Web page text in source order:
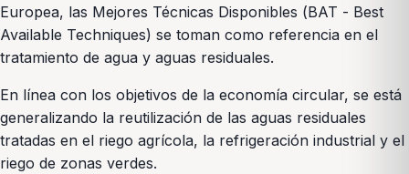
Europea, las Mejores Técnicas Disponibles (BAT - Best
Available Techniques) se toman como referencia en el
tratamiento de agua y aguas residuales.
En línea con los objetivos de la economía circular, se está
generalizando la reutilización de las aguas residuales
tratadas en el riego agrícola, la refrigeración industrial y el
riego de zonas verdes.